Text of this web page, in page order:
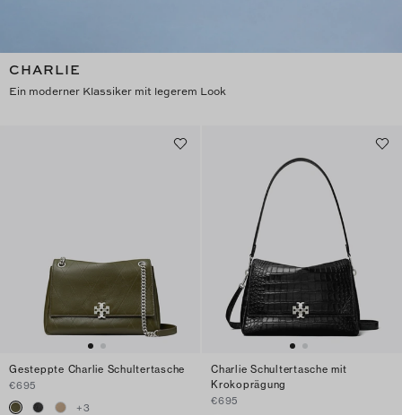
CHARLIE
Ein moderner Klassiker mit legerem Look
Gesteppte Charlie Schultertasche
€695
+3
Charlie Schultertasche mit
Krokoprägung
€695